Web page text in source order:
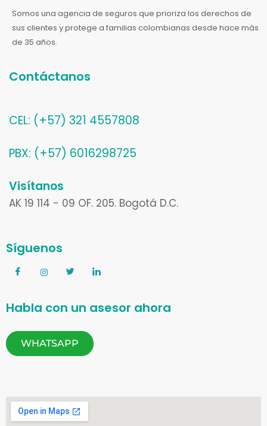
Somos una agencia de seguros que prioriza los derechos de
sus clientes y protege a familias colombianas desde hace más
de 35 años.
Contáctanos
CEL: (+57) 321 4557808
PBX: (+57) 6016298725
Visítanos
AK 19 114 - 09 OF. 205. Bogotá D.C.
Síguenos
Habla con un asesor ahora
WHATSAPP